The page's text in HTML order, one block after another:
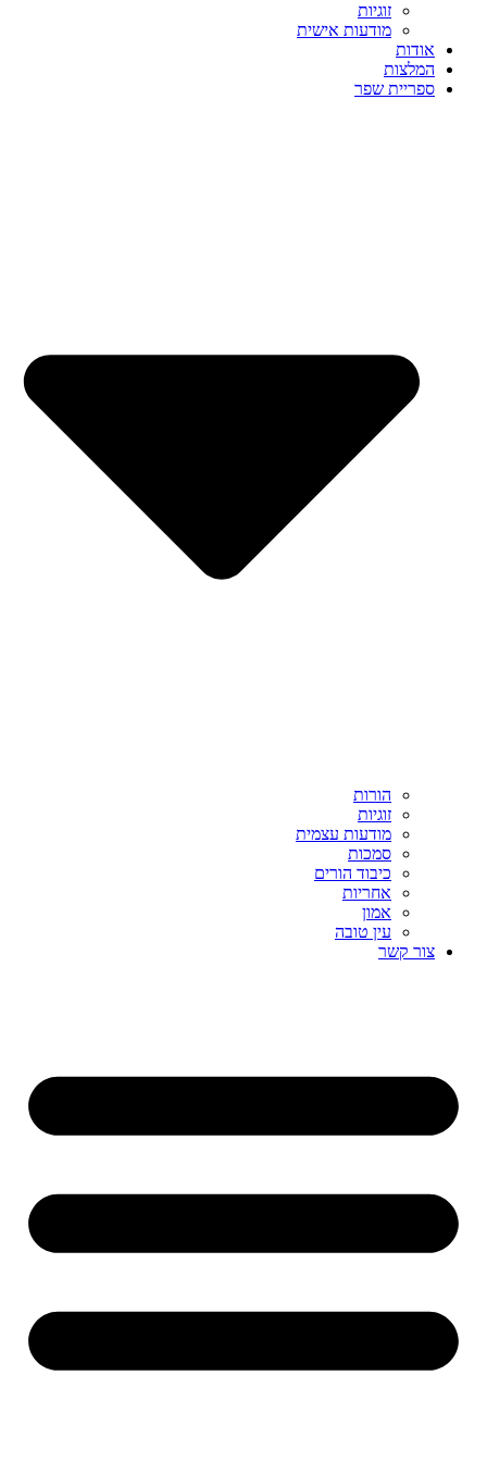
זוגיות
מודעות אישית
אודות
המלצות
ספריית שפר
הורות
זוגיות
מודעות עצמית
סמכות
כיבוד הורים
אחריות
אמון
עין טובה
צור קשר